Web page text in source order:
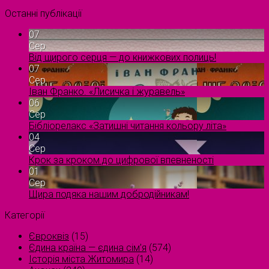
Останні публікації
07
Сер
Від щирого серця — до книжкових полиць!
07
Сер
Іван Франко. «Лисичка і журавель»
06
Сер
Бібліорелакс «Затишні читання кольору літа»
04
Сер
Крок за кроком до цифрової впевненості
01
Сер
Щира подяка нашим добродійникам!
Категорії
Євроквіз (15)
Єдина країна — єдина сім’я (574)
Історія міста Житомира (14)